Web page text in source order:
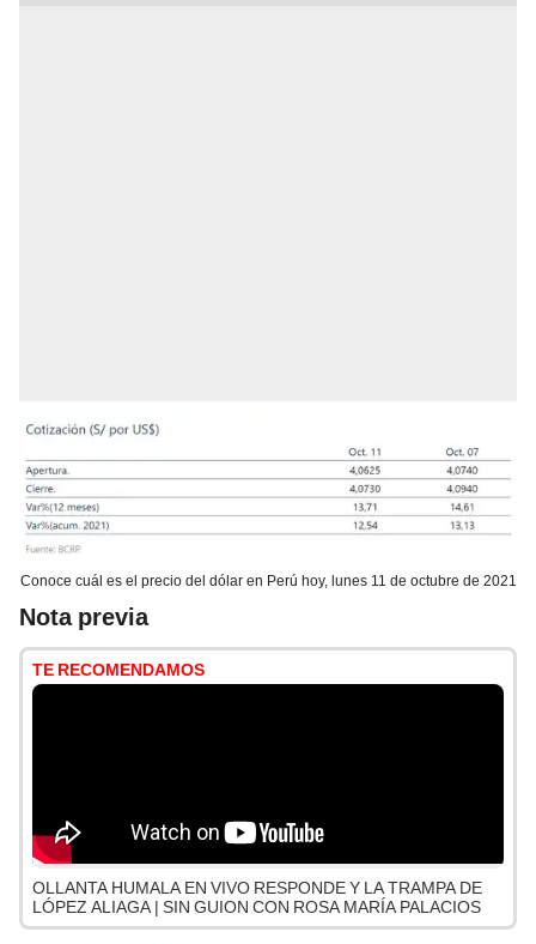
Conoce cuál es el precio del dólar en Perú hoy, lunes 11 de octubre de 2021
Nota previa
TE RECOMENDAMOS
OLLANTA HUMALA EN VIVO RESPONDE Y LA TRAMPA DE
LÓPEZ ALIAGA | SIN GUION CON ROSA MARÍA PALACIOS